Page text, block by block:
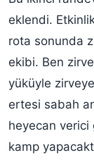
eklendi.
rota sonunda
ekibi. Ben
yüküyle
ertesi sabah
heyecan
kamp